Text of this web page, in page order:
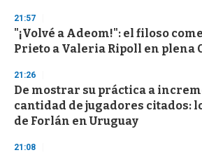
21:57
"¡Volvé a Adeom!": el filoso
Prieto a Valeria Ripoll en plena
21:26
De mostrar su práctica a
cantidad de jugadores citados:
de Forlán en Uruguay
21:08